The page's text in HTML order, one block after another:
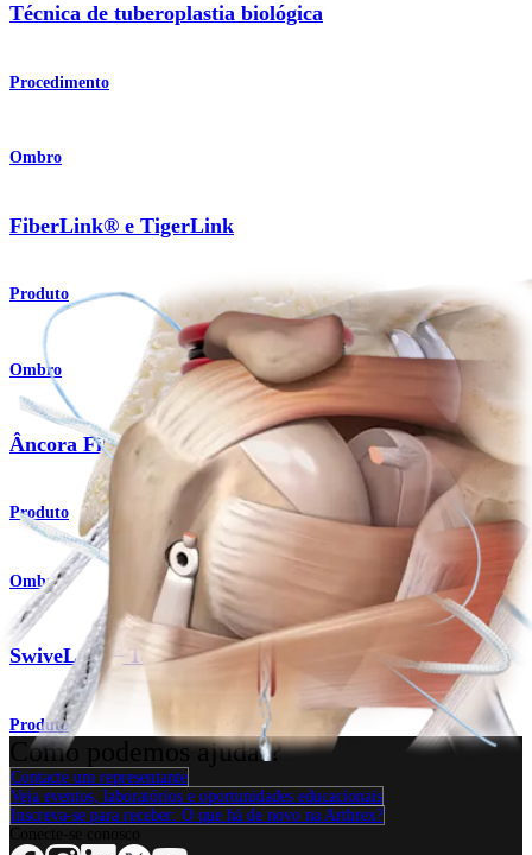
Técnica de tuberoplastia biológica
Procedimento
Ombro
FiberLink® e TigerLink
Produto
Ombro
Âncora FiberTak para tecidos moles
Produto
Ombro
SwiveLock® Tenodesis
Produto
Como podemos ajudar?
Contacte um representante
Veja eventos, laboratórios e oportunidades educacionais
Inscreva-se para receber: O que há de novo na Arthrex?